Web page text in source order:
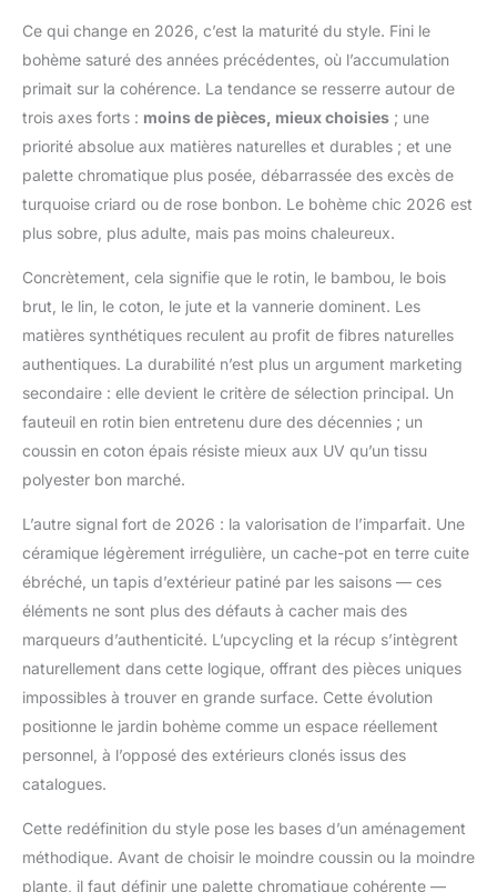
Ce qui change en 2026, c’est la maturité du style. Fini le
bohème saturé des années précédentes, où l’accumulation
primait sur la cohérence. La tendance se resserre autour de
trois axes forts : moins de pièces, mieux choisies ; une
priorité absolue aux matières naturelles et durables ; et une
palette chromatique plus posée, débarrassée des excès de
turquoise criard ou de rose bonbon. Le bohème chic 2026 est
plus sobre, plus adulte, mais pas moins chaleureux.
Concrètement, cela signifie que le rotin, le bambou, le bois
brut, le lin, le coton, le jute et la vannerie dominent. Les
matières synthétiques reculent au profit de fibres naturelles
authentiques. La durabilité n’est plus un argument marketing
secondaire : elle devient le critère de sélection principal. Un
fauteuil en rotin bien entretenu dure des décennies ; un
coussin en coton épais résiste mieux aux UV qu’un tissu
polyester bon marché.
L’autre signal fort de 2026 : la valorisation de l’imparfait. Une
céramique légèrement irrégulière, un cache-pot en terre cuite
ébréché, un tapis d’extérieur patiné par les saisons — ces
éléments ne sont plus des défauts à cacher mais des
marqueurs d’authenticité. L’upcycling et la récup s’intègrent
naturellement dans cette logique, offrant des pièces uniques
impossibles à trouver en grande surface. Cette évolution
positionne le jardin bohème comme un espace réellement
personnel, à l’opposé des extérieurs clonés issus des
catalogues.
Cette redéfinition du style pose les bases d’un aménagement
méthodique. Avant de choisir le moindre coussin ou la moindre
plante, il faut définir une palette chromatique cohérente —